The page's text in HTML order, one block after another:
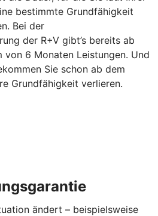
bestimmte Grundfähigkeit
Bei der
der R+V gibt’s bereits ab
von 6 Monaten Leistungen. Und
Sie schon ab dem
Grundfähigkeit verlieren.
ändert – beispielsweise